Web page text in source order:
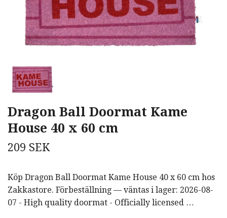
Dragon Ball Doormat Kame
House 40 x 60 cm
209 SEK
Köp Dragon Ball Doormat Kame House 40 x 60 cm hos
Zakkastore. Förbeställning — väntas i lager: 2026-08-
07 - High quality doormat - Officially licensed …